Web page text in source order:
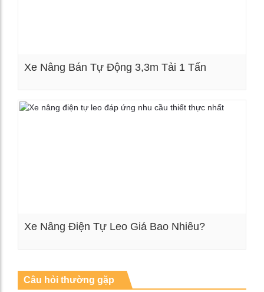
Xe Nâng Bán Tự Động 3,3m Tải 1 Tấn
Xe Nâng Điện Tự Leo Giá Bao Nhiêu?
Câu hỏi thường gặp